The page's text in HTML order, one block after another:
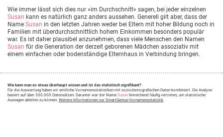
Wie immer lässt sich dies nur »im Durchschnitt« sagen, bei jeder einzelnen
Susan kann es natürlich ganz anders aussehen. Generell gilt aber, dass der
Name Susan in den letzten Jahren weder bei Eltern mit hoher Bildung noch in
Familien mit überdurchschnittlich hohem Einkommen besonders populär
war. Es ist daher plausibel anzunehmen, dass viele Menschen den Namen
Susan für die Generation der derzeit geborenen Mädchen assoziativ mit
einem einfachen oder bodenständige Elternhaus in Verbindung bringen.
Wie kann man so etwas überhaupt wissen und ist das statistisch signifikant?
Für die Auswertung haben wir amtliche Vornamensstatistiken mit soziodemografischen Daten kombiniert. Die Analyse
basiert auf über 300.000 Datensätzen. Darunter war der Name Susan hinreichend häufig vertreten, um statistische
Aussagen ableiten zu können. Weitere Informationen zur SmartGenius-Vornamensstatistik.